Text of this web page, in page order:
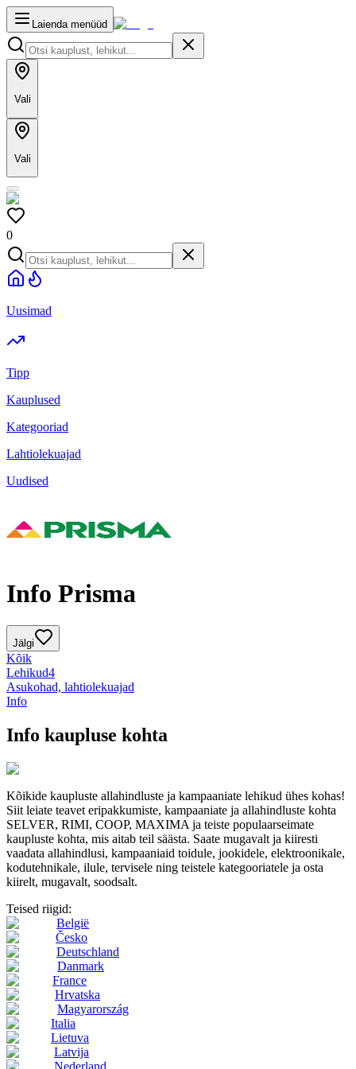
Laienda menüüd
Vali
Vali
0
Uusimad
Tipp
Kauplused
Kategooriad
Lahtiolekuajad
Uudised
Info Prisma
Jälgi
Kõik
Lehikud4
Asukohad, lahtiolekuajad
Info
Info kaupluse kohta
Kõikide kaupluste allahindluste ja kampaaniate lehikud ühes kohas!
Siit leiate teavet eripakkumiste, kampaaniate ja allahindluste kohta
SELVER, RIMI, COOP, MAXIMA ja teiste populaarseimate
kaupluste kohta, mis aitab teil säästa. Saate mugavalt ja kiiresti
vaadata allahindlusi, kampaaniaid toidule, jookidele, elektroonikale,
kodutehnikale, ilule, tervisele ning teistele kategooriatele ja osta
kiirelt, mugavalt, soodsalt.
Teised riigid:
België
Česko
Deutschland
Danmark
France
Hrvatska
Magyarország
Italia
Lietuva
Latvija
Nederland